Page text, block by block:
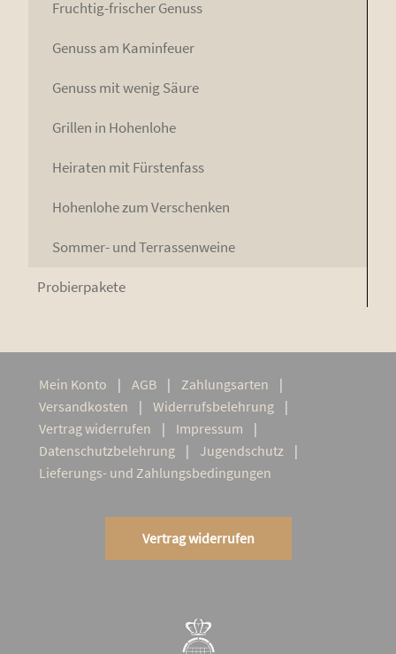
Fruch­tig-fri­scher Genuss
Genuss am Kaminfeuer
Genuss mit wenig Säure
Gril­len in Hohenlohe
Hei­ra­ten mit Fürstenfass
Hohen­lo­he zum Verschenken
Som­mer- und Terrassenweine
Pro­bier­pa­ke­te
Mein Kon­to AGB
Zah­lungs­ar­ten
Ver­sand­kos­ten
Wider­rufs­be­leh­rung
Ver­trag widerrufen
Impres­sum
Daten­schutz­be­leh­rung
Jugend­schutz
Lie­­fe­rungs- und Zahlungsbedingungen
Vertrag widerrufen